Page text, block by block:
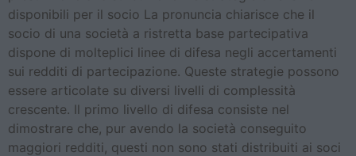
disponibili per il socio La pronuncia chiarisce che il
socio di una società a ristretta base partecipativa
dispone di molteplici linee di difesa negli accertamenti
sui redditi di partecipazione. Queste strategie possono
essere articolate su diversi livelli di complessità
crescente. Il primo livello di difesa consiste nel
dimostrare che, pur avendo la società conseguito
maggiori redditi, questi non sono stati distribuiti ai soci